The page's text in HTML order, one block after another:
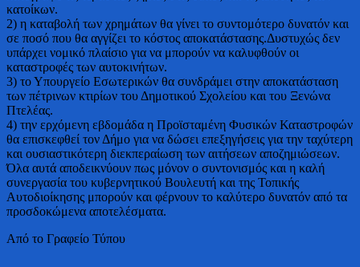
κατοίκων.
2) η καταβολή των χρημάτων θα γίνει το συντομότερο δυνατόν και
σε ποσό που θα αγγίζει το κόστος αποκατάστασης.Δυστυχώς δεν
υπάρχει νομικό πλαίσιο για να μπορούν να καλυφθούν οι
καταστροφές των αυτοκινήτων.
3) το Υπουργείο Εσωτερικών θα συνδράμει στην αποκατάσταση
των πέτρινων κτιρίων του Δημοτικού Σχολείου και του Ξενώνα
Πτελέας.
4) την ερχόμενη εβδομάδα η Προϊσταμένη Φυσικών Καταστροφών
θα επισκεφθεί τον Δήμο για να δώσει επεξηγήσεις για την ταχύτερη
και ουσιαστικότερη διεκπεραίωση των αιτήσεων αποζημιώσεων.
Όλα αυτά αποδεικνύουν πως μόνον ο συντονισμός και η καλή
συνεργασία του κυβερνητικού Βουλευτή και της Τοπικής
Αυτοδιοίκησης μπορούν και φέρνουν το καλύτερο δυνατόν από τα
προσδοκώμενα αποτελέσματα.
Από το Γραφείο Τύπου